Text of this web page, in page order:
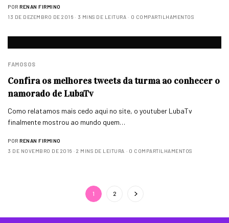
POR RENAN FIRMINO
13 DE DEZEMBRO DE 2016
3 MINS DE LEITURA 0 COMPARTILHAMENTOS
FAMOSOS
Confira os melhores tweets da turma ao conhecer o
namorado de LubaTv
Como relatamos mais cedo aqui no site, o youtuber LubaTv
finalmente mostrou ao mundo quem…
POR RENAN FIRMINO
3 DE NOVEMBRO DE 2016
2 MINS DE LEITURA 0 COMPARTILHAMENTOS
1 2